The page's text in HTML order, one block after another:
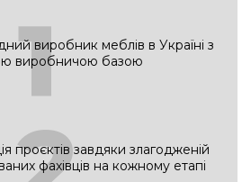
1
виробник меблів в Україні з
виробничою базою
проєктів завдяки злагодженій
фахівців на кожному етапі